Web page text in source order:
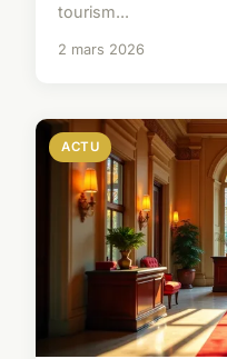
tourism...
2 mars 2026
ACTU